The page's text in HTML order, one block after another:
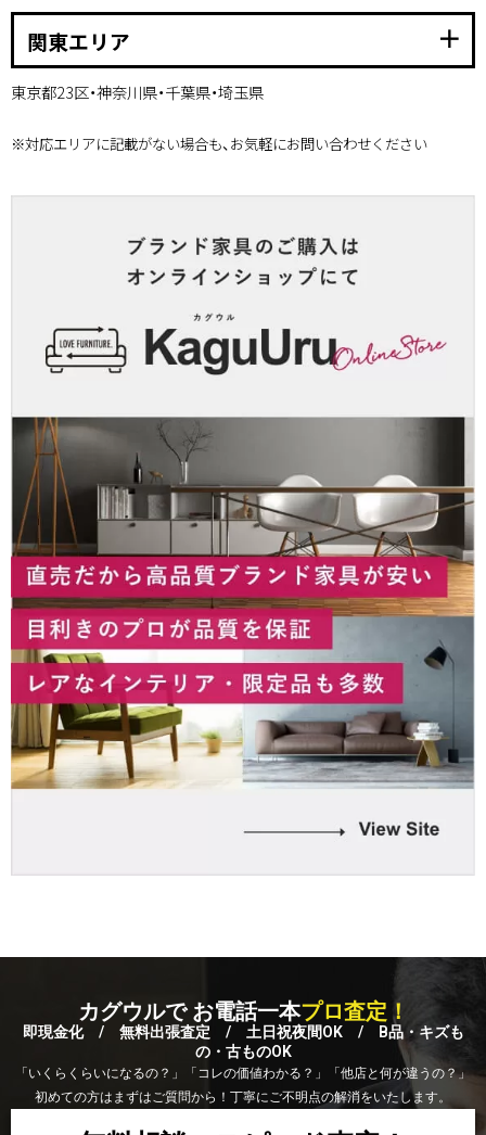
関東エリア add
東京都23区・神奈川県・千葉県・埼玉県
※対応エリアに記載がない場合も、お気軽にお問い合わせください
カグウルで お電話一本プロ査定！
即現金化 / 無料出張査定 / 土日祝夜間OK / B品・キズも
の・古ものOK
「いくらくらいになるの？」「コレの価値わかる？」「他店と何が違うの？」
初めての方はまずはご質問から！丁寧にご不明点の解消をいたします。